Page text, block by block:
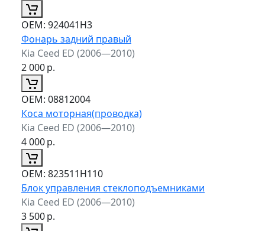
ОЕМ: 924041H3
Фонарь задний правый
Kia Ceed ED (2006—2010)
2 000р.
ОЕМ: 08812004
Коса моторная(проводка)
Kia Ceed ED (2006—2010)
4 000р.
ОЕМ: 823511H110
Блок управления стеклоподъемниками
Kia Ceed ED (2006—2010)
3 500р.